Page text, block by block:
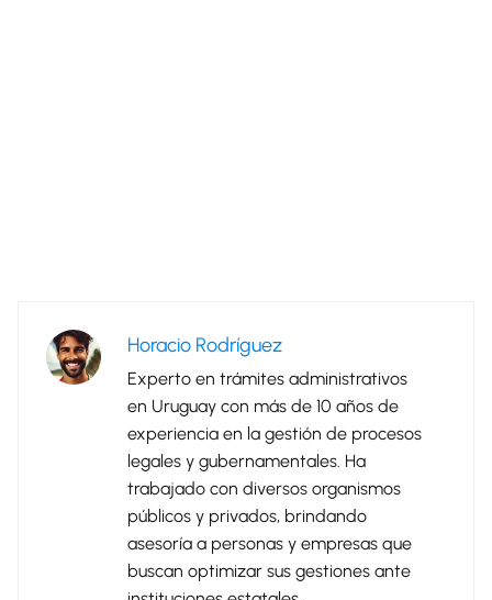
Horacio Rodríguez
Experto en trámites administrativos
en Uruguay con más de 10 años de
experiencia en la gestión de procesos
legales y gubernamentales. Ha
trabajado con diversos organismos
públicos y privados, brindando
asesoría a personas y empresas que
buscan optimizar sus gestiones ante